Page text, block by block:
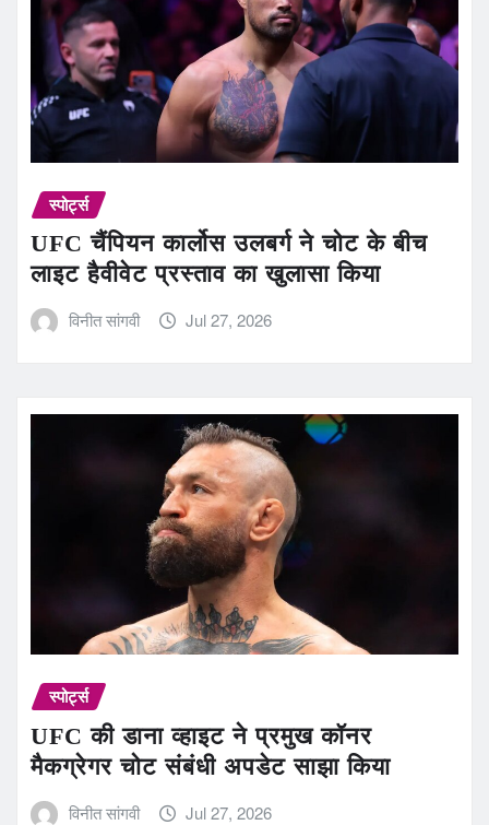
स्पोर्ट्स
UFC चैंपियन कार्लोस उलबर्ग ने चोट के बीच
लाइट हैवीवेट प्रस्ताव का खुलासा किया
विनीत सांगवी Jul 27, 2026
स्पोर्ट्स
UFC की डाना व्हाइट ने प्रमुख कॉनर
मैकग्रेगर चोट संबंधी अपडेट साझा किया
विनीत सांगवी Jul 27, 2026